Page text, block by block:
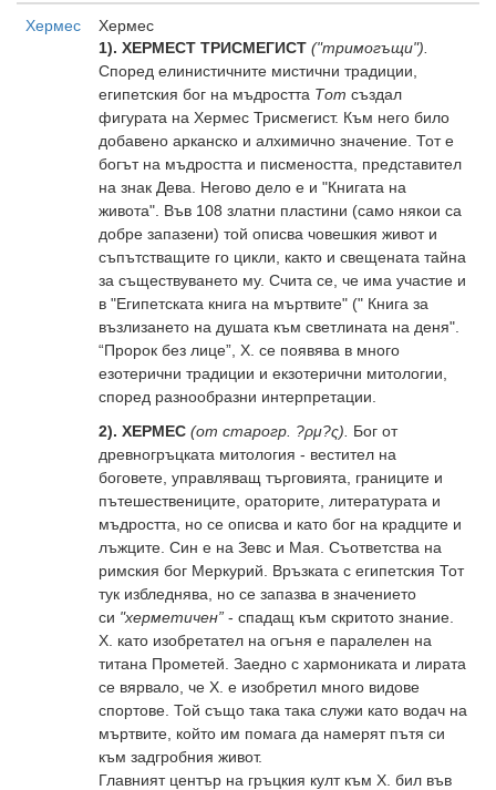
Хермес
Хермес
1). ХЕРМЕСТ ТРИСМЕГИСТ ("тримогъщи").
Според елинистичните мистични традиции,
египетския бог на мъдростта Тот създал
фигурата на Хермес Трисмегист. Към него било
добавено арканско и алхимично значение. Тот е
богът на мъдростта и писмеността, представител
на знак Дева. Негово дело е и "Книгата на
живота". Във 108 златни пластини (само някои са
добре запазени) той описва човешкия живот и
съпътстващите го цикли, както и свещената тайна
за съществуването му. Счита се, че има участие и
в "Египетската книга на мъртвите" (" Книга за
възлизането на душата към светлината на деня".
“Пророк без лице”, Х. се появява в много
езотерични традиции и екзотерични митологии,
според разнообразни интерпретации.
2). ХЕРМЕС (от старогр. ?ρμ?ς).
Бог от
древногръцката митология - вестител на
боговете, управляващ търговията, границите и
пътешествениците, ораторите, литературата и
мъдростта, но се описва и като бог на крадците и
лъжците. Син е на Зевс и Мая. Съответства на
римския бог Меркурий. Връзката с египетския Тот
тук избледнява, но се запазва в значението
си "херметичен” - спадащ към скритото знание.
Х. като изобретател на огъня е паралелен на
титана Прометей. Заедно с хармониката и лирата
се вярвало, че Х. е изобретил много видове
спортове. Той също така така служи като водач на
мъртвите, който им помага да намерят пътя си
към задгробния живот.
Главният център на гръцкия култ към Х. бил във